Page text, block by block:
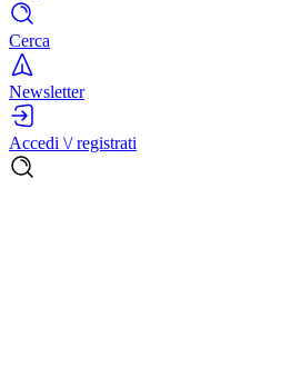
Cerca
Newsletter
Accedi \/ registrati